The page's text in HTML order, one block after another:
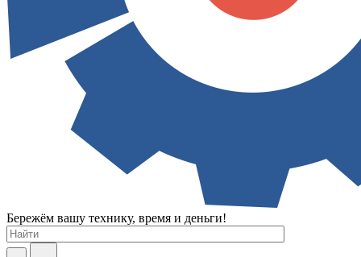
Бережём вашу технику, время и деньги!